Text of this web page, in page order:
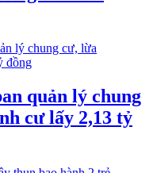
quản lý chung
cư lấy 2,13 tỷ